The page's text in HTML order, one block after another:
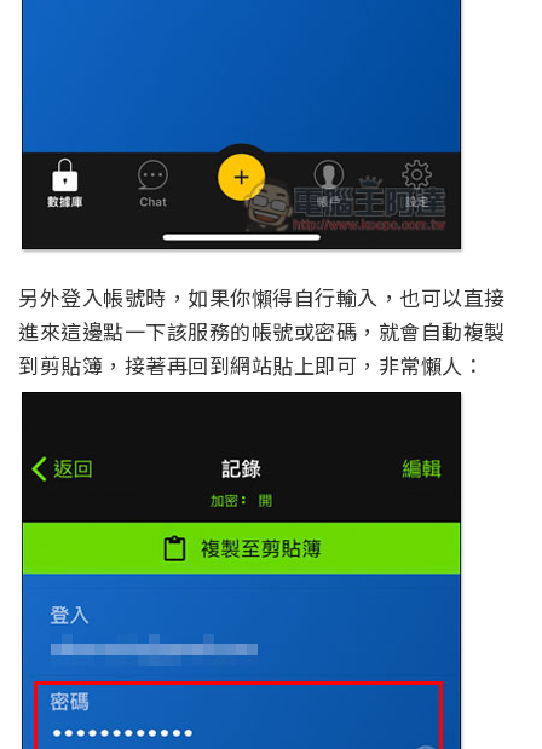
另外登入帳號時，如果你懶得自行輸入，也可以直接
進來這邊點一下該服務的帳號或密碼，就會自動複製
到剪貼簿，接著再回到網站貼上即可，非常懶人：